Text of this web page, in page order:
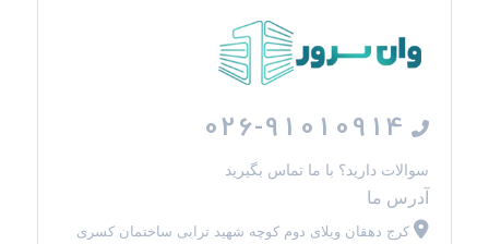
026-91010914
سوالات دارید؟ با ما تماس بگیرید
آدرس ما
کرج دهقان ویلای دوم کوچه شهید ترابی ساختمان کسری